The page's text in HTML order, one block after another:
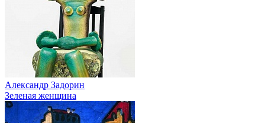
Александр Задорин
Зеленая женщина